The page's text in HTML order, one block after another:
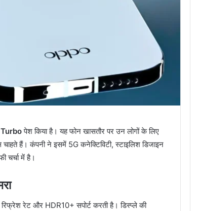
पेश किया है। यह फोन खासतौर पर उन लोगों के लिए
हैं। कंपनी ने इसमें 5G कनेक्टिविटी, स्टाइलिश डिजाइन
चर्चा में है।
रेट और HDR10+ सपोर्ट करती है। डिस्प्ले की